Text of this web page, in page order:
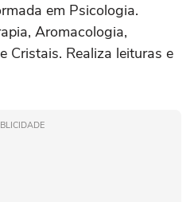
em Psicologia.
Aromacologia,
Cristais. Realiza leituras e